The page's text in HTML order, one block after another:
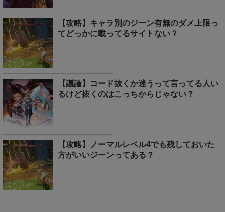
【攻略】キャラ別のジーン有無のダメ上限っ
てどっかに載ってるサイトない？
【議論】コード抜くか迷うって言ってる人い
るけど抜くのはこっちからじゃない？
【攻略】ノーマルレベル4でも残しておいた
方がいいジーンってある？